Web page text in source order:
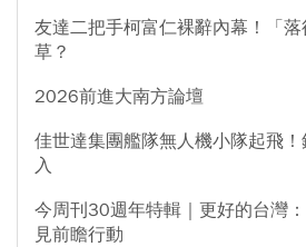
友達二把手柯富仁裸辭內幕！「
草？
2026前進大南方論壇
佳世達集團艦隊無人機小隊起飛
入
今周刊30週年特輯｜更好的台灣
見前瞻行動